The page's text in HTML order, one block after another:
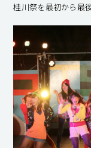
桂川祭を最初から最